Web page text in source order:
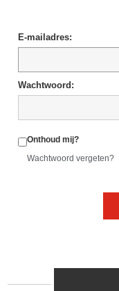
E-mailadres:
Wachtwoord:
Onthoud mij?
Wachtwoord vergeten?